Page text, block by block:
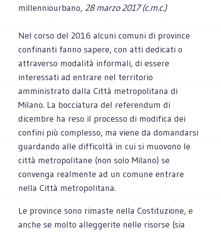
millenniourbano, 28 marzo 2017 (c.m.c.)
Nel corso del 2016 alcuni comuni di province
confinanti fanno sapere, con atti dedicati o
attraverso modalità informali, di essere
interessati ad entrare nel territorio
amministrato dalla Città metropolitana di
Milano. La bocciatura del referendum di
dicembre ha reso il processo di modifica dei
confini più complesso, ma viene da domandarsi
guardando alle difficoltà in cui si muovono le
città metropolitane (non solo Milano) se
convenga realmente ad un comune entrare
nella Città metropolitana.
Le province sono rimaste nella Costituzione, e
anche se molto alleggerite nelle risorse (sia